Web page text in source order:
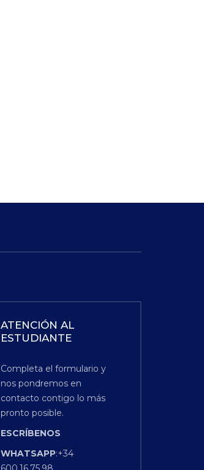
ATENCIÓN AL
ESTUDIANTE
Completa el formulario y
nos pondremos en
contacto contigo lo más
pronto posible.
ESCRÍBENOS
WHATSAPP:+34